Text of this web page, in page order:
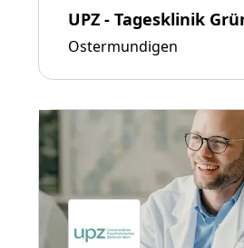
UPZ - Tagesklinik
Ostermundigen